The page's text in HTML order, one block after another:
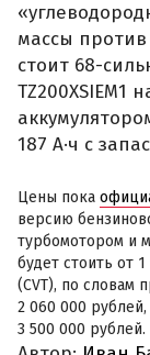
массы против
стоит 68-
187 А·ч с
Цены пока
версию
турбомотором и
будет стоить от
(CVT), по словам
2 060 000
3 500 000 рублей.